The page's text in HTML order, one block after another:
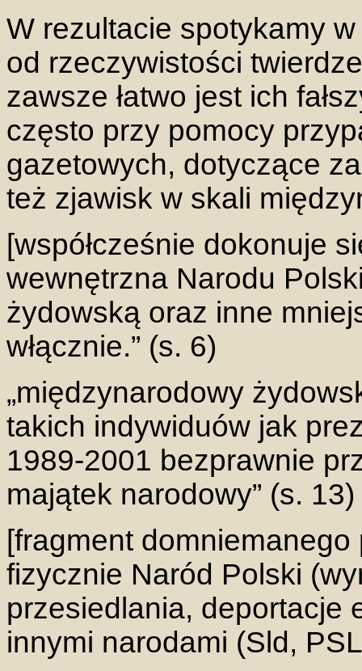
W rezultacie spotykamy
od rzeczywistości
zawsze łatwo jest ich
często przy pomocy
gazetowych, dotyczące
też zjawisk w skali
[współcześnie dokonuje
wewnętrzna Narodu
żydowską oraz inne
włącznie.” (s. 6)
„międzynarodowy
takich indywiduów jak
1989-2001 bezprawnie
majątek narodowy” (s. 13)
[fragment domniemanego
fizycznie Naród Polski
przesiedlania, deportacje
innymi narodami (Sld,